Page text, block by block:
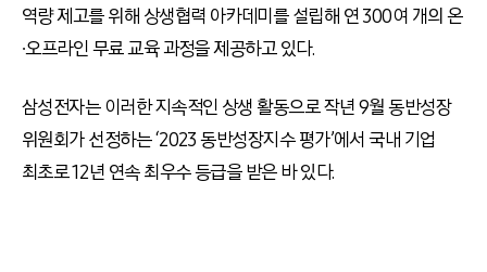
역량 제고를 위해 상생협력 아카데미를 설립해 연 300여 개의 온
∙오프라인 무료 교육 과정을 제공하고 있다.
삼성전자는 이러한 지속적인 상생 활동으로 작년 9월 동반성장
위원회가 선정하는 ‘2023 동반성장지수 평가’에서 국내 기업
최초로 12년 연속 최우수 등급을 받은 바 있다.